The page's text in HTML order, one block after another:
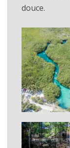
douce.